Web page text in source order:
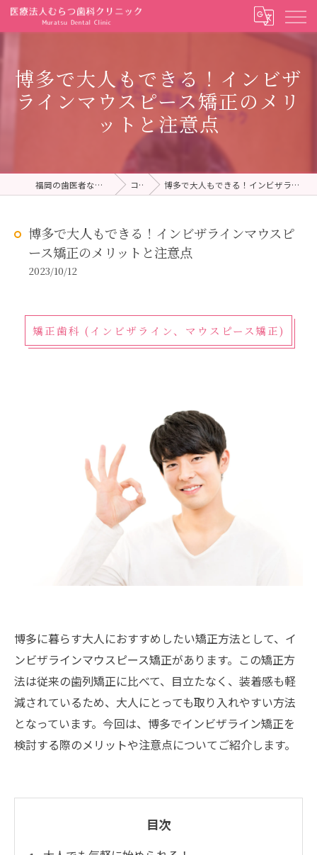
博多で大人もできる！インビザ
ラインマウスピース矯正のメリ
ットと注意点
福岡の歯医者ならむらつ歯科クリニック コラム 博多で大人もできる！インビザラインマウスピース矯正のメリットと注意点
博多で大人もできる！インビザラインマウスピ
ース矯正のメリットと注意点
2023/10/12
矯正歯科 (インビザライン、マウスピース矯正)
博多に暮らす大人におすすめしたい矯正方法として、イ
ンビザラインマウスピース矯正があります。この矯正方
法は従来の歯列矯正に比べて、目立たなく、装着感も軽
減されているため、大人にとっても取り入れやすい方法
となっています。今回は、博多でインビザライン矯正を
検討する際のメリットや注意点についてご紹介します。
目次